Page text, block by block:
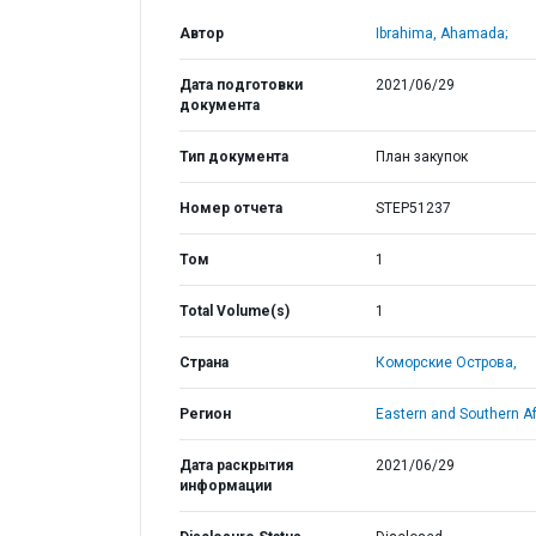
Автор Ibrahima, Ahamada;
Дата подготовки
документа
2021/06/29
Тип документа План закупок
Номер отчета STEP51237
Том 1
Total Volume(s) 1
Страна Коморские Острова,
Регион Eastern and Southern
Дата раскрытия
информации
2021/06/29